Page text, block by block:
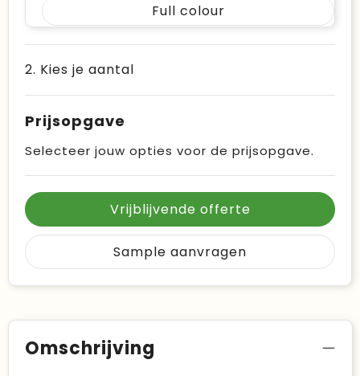
Full colour
2. Kies je aantal
Prijsopgave
Selecteer jouw opties voor de prijsopgave.
Vrijblijvende offerte
Sample aanvragen
Omschrijving